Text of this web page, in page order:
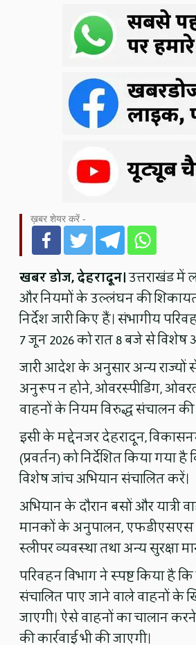
ख़बर शेयर करें -
खबर डोज, देहरादून।उत्तराखंड में
और नियमों के उल्लंघन की
निर्देश जारी किए हैं। संभागीय
7 जून 2026 को रात 8 बजे से
जारी आदेश के अनुसार अन्य राज्यों
अनुरूप न होने, ओवरस्पीडिंग,
वाहनों के नियम विरुद्ध संचालन की
इसी के मद्देनजर देहरादून,
(प्रवर्तन) को निर्देशित किया
विशेष जांच अभियान संचालित करें।
अभियान के दौरान बसों और यात्री
मानकों के अनुपालन, एफडीएसएस
स्लीपर व्यवस्था तथा अन्य सुरक्षा
परिवहन विभाग ने स्पष्ट किया है
संचालित पाए जाने वाले वाहनों के
जाएगी। ऐसे वाहनों का चालान
की कार्रवाई भी की जाएगी।